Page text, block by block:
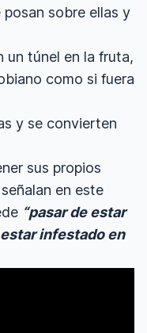
sobre ellas y
un túnel en la fruta,
como si fuera
y se convierten
sus propios
en este
“pasar de estar
infestado en